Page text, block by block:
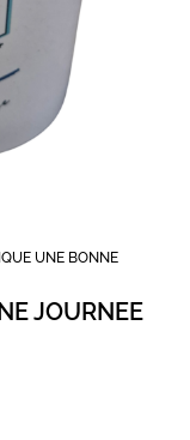
UNE BONNE
JOURNEE